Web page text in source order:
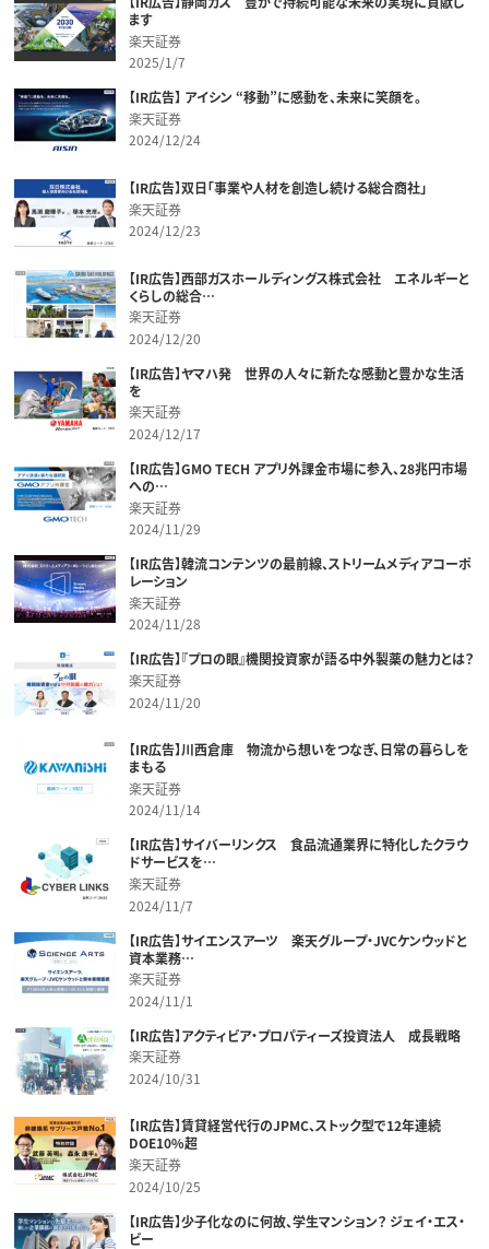
ます
楽天証券
2025/1/7
【IR広告】 アイシン “移動”に感動を、未来に笑顔を。
楽天証券
2024/12/24
【IR広告】双日「事業や人材を創造し続ける総合商社」
楽天証券
2024/12/23
【IR広告】西部ガスホールディングス株式会社 エネルギーと
くらしの総合…
楽天証券
2024/12/20
【IR広告】ヤマハ発 世界の人々に新たな感動と豊かな生活
を
楽天証券
2024/12/17
【IR広告】GMO TECH アプリ外課金市場に参入、28兆円市場
への…
楽天証券
2024/11/29
【IR広告】韓流コンテンツの最前線、ストリームメディアコーポ
レーション
楽天証券
2024/11/28
【IR広告】『プロの眼』機関投資家が語る中外製薬の魅力とは？
楽天証券
2024/11/20
【IR広告】川西倉庫 物流から想いをつなぎ、日常の暮らしを
まもる
楽天証券
2024/11/14
【IR広告】サイバーリンクス 食品流通業界に特化したクラウ
ドサービスを…
楽天証券
2024/11/7
【IR広告】サイエンスアーツ 楽天グループ・JVCケンウッドと
資本業務…
楽天証券
2024/11/1
【IR広告】アクティビア・プロパティーズ投資法人 成長戦略
楽天証券
2024/10/31
【IR広告】賃貸経営代行のJPMC、ストック型で12年連続
DOE10%超
楽天証券
2024/10/25
【IR広告】少子化なのに何故、学生マンション？ ジェイ・エス・
ビー